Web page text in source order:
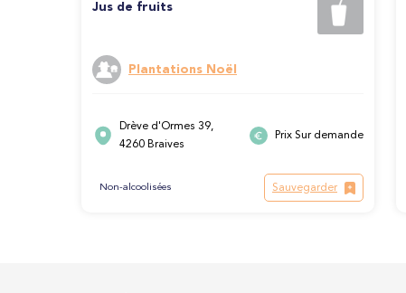
Jus de fruits
Plantations Noël
Drève d'Ormes 39,
4260 Braives
Prix Sur demande
Non-alcoolisées Sauvegarder